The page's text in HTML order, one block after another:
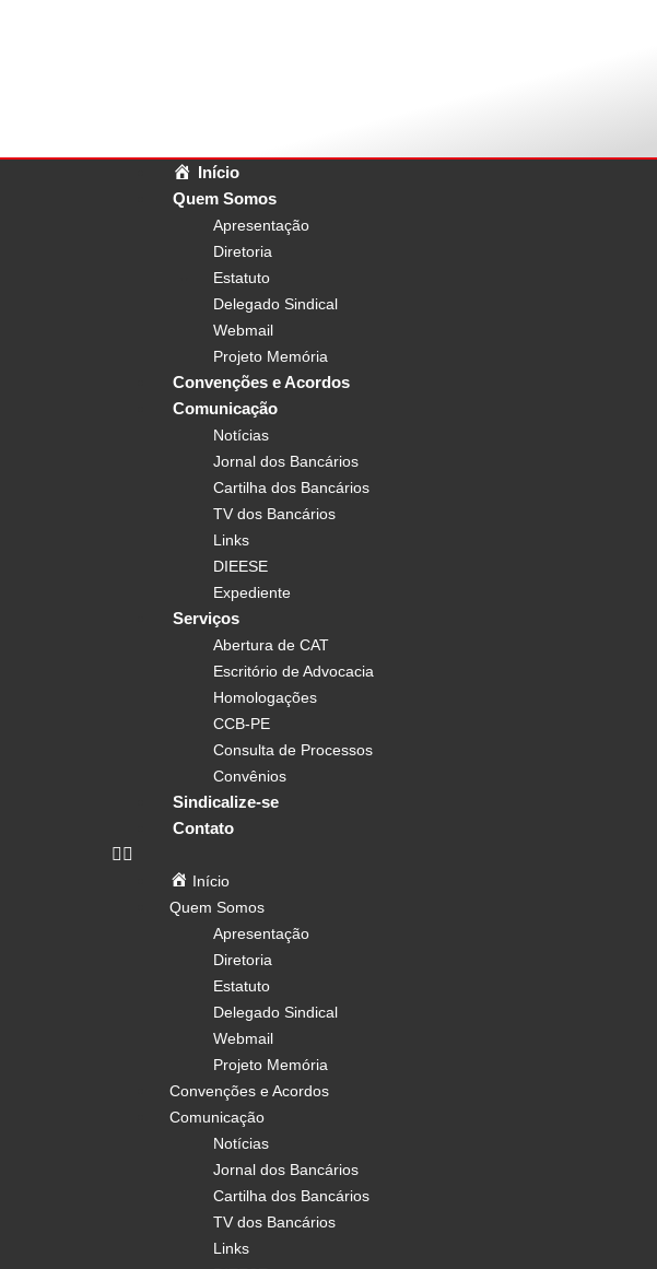
Início
Quem Somos
Apresentação
Diretoria
Estatuto
Delegado Sindical
Webmail
Projeto Memória
Convenções e Acordos
Comunicação
Notícias
Jornal dos Bancários
Cartilha dos Bancários
TV dos Bancários
Links
DIEESE
Expediente
Serviços
Abertura de CAT
Escritório de Advocacia
Homologações
CCB-PE
Consulta de Processos
Convênios
Sindicalize-se
Contato
Início
Quem Somos
Apresentação
Diretoria
Estatuto
Delegado Sindical
Webmail
Projeto Memória
Convenções e Acordos
Comunicação
Notícias
Jornal dos Bancários
Cartilha dos Bancários
TV dos Bancários
Links